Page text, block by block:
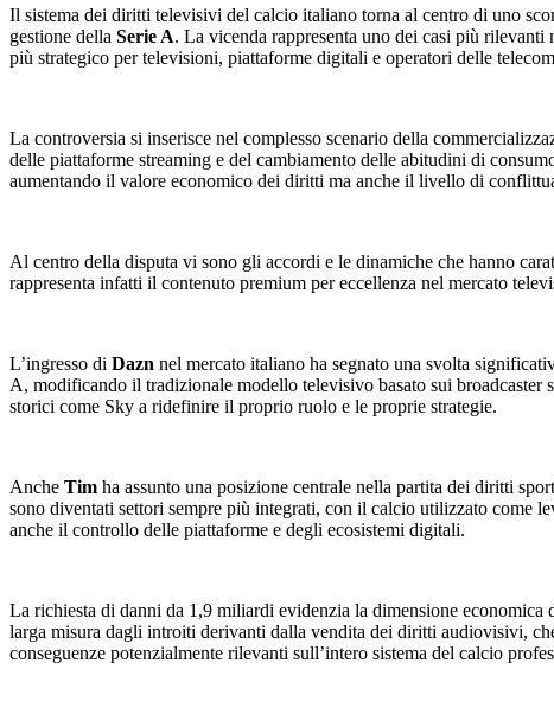
Il sistema dei diritti televisivi del calcio italiano torna al centro di uno
gestione della Serie A. La vicenda rappresenta uno dei casi più rilevanti
più strategico per televisioni, piattaforme digitali e operatori delle
La controversia si inserisce nel complesso scenario della
delle piattaforme streaming e del cambiamento delle abitudini di
aumentando il valore economico dei diritti ma anche il livello di
Al centro della disputa vi sono gli accordi e le dinamiche che hanno
rappresenta infatti il contenuto premium per eccellenza nel mercato
L’ingresso di Dazn nel mercato italiano ha segnato una svolta
A, modificando il tradizionale modello televisivo basato sui broadcaster
storici come Sky a ridefinire il proprio ruolo e le proprie strategie.
Anche Tim ha assunto una posizione centrale nella partita dei diritti
sono diventati settori sempre più integrati, con il calcio utilizzato come
anche il controllo delle piattaforme e degli ecosistemi digitali.
La richiesta di danni da 1,9 miliardi evidenzia la dimensione
larga misura dagli introiti derivanti dalla vendita dei diritti audiovisivi,
conseguenze potenzialmente rilevanti sull’intero sistema del calcio